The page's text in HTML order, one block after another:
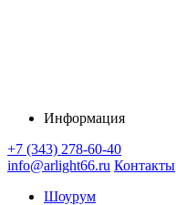
Информация
+7 (343) 278-60-40
info@arlight66.ru Контакты
Шоурум